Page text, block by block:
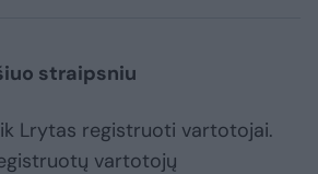
straipsniu
Lrytas registruoti vartotojai.
vartotojų